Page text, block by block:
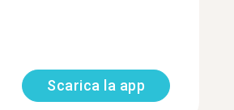
Scarica la app